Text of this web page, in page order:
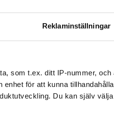
Reklaminställningar
som t.ex. ditt IP-nummer,
för att kunna
Du kan själv